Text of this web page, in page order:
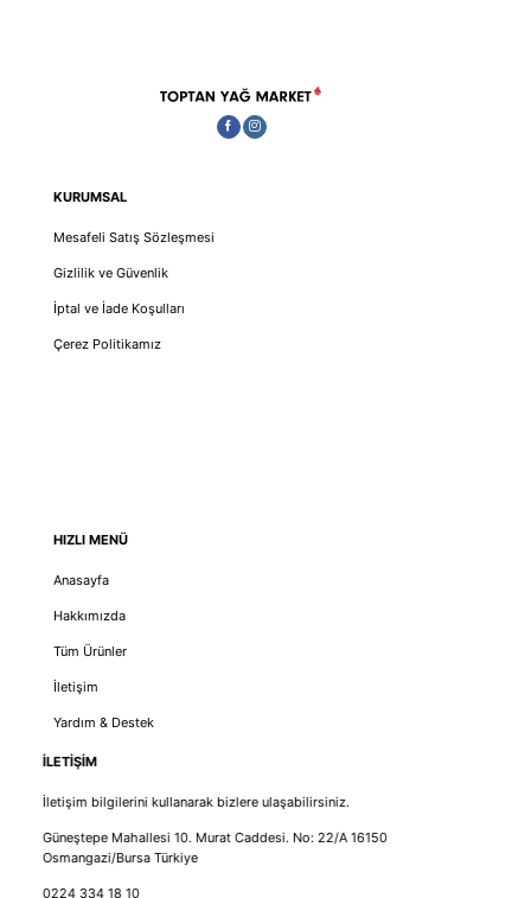
KURUMSAL
Mesafeli Satış Sözleşmesi
Gizlilik ve Güvenlik
İptal ve İade Koşulları
Çerez Politikamız
HIZLI MENÜ
Anasayfa
Hakkımızda
Tüm Ürünler
İletişim
Yardım & Destek
İLETİŞİM
İletişim bilgilerini kullanarak bizlere ulaşabilirsiniz.
Güneştepe Mahallesi 10. Murat Caddesi. No: 22/A 16150
Osmangazi/Bursa Türkiye
0224 334 18 10